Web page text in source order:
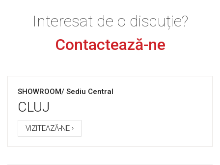
Interesat de o discuție?
Contactează-ne
SHOWROOM/ Sediu Central
CLUJ
VIZITEAZĂ-NE ›